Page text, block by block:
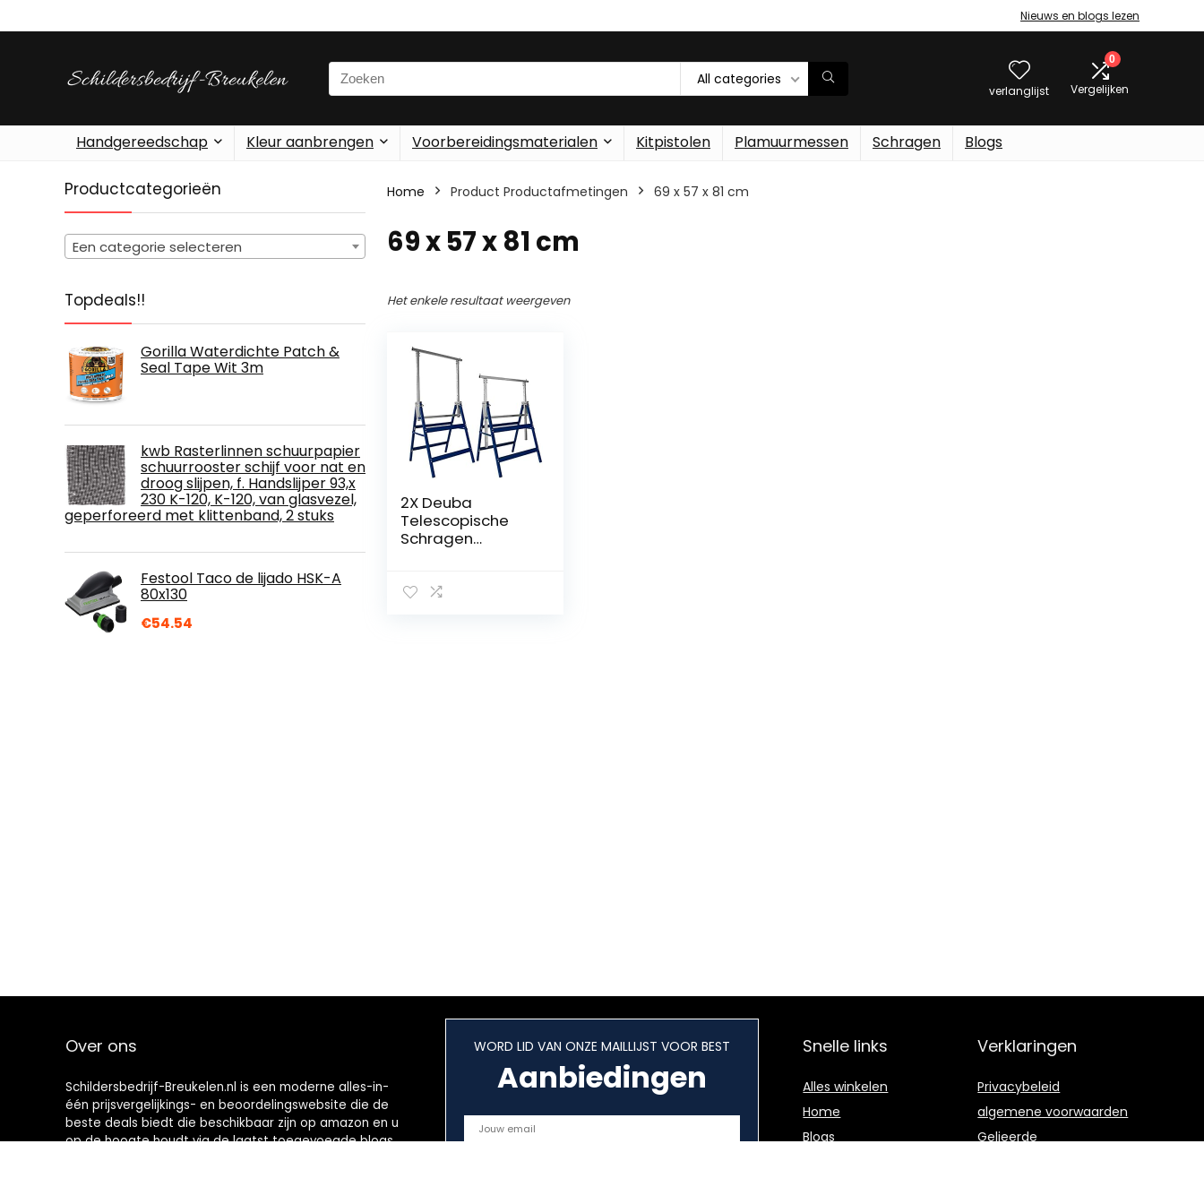
Nieuws en blogs lezen
Search
for:
All categories
verlanglijst
0
Vergelijken
Handgereedschap Kleur aanbrengen Voorbereidingsmaterialen Kitpistolen Plamuurmessen Schragen Blogs
Productcategorieën
Een categorie selecteren
Topdeals!!
Gorilla Waterdichte Patch &
Seal Tape Wit 3m
kwb Rasterlinnen schuurpapier
schuurrooster schijf voor nat en
droog slijpen, f. Handslijper 93,x
230 K-120, K-120, van glasvezel,
geperforeerd met klittenband, 2 stuks
Festool Taco de lijado HSK-A
80x130
€54.54
Home Product Productafmetingen ‎69 x 57 x 81 cm
‎69 x 57 x 81 cm
Het enkele resultaat weergeven
2X Deuba
Telescopische
Schragen
Zwaar Staal Werk
Over ons
Schildersbedrijf-Breukelen.nl is een moderne alles-in-
één prijsvergelijkings- en beoordelingswebsite die de
beste deals biedt die beschikbaar zijn op amazon en u
op de hoogte houdt via de laatst toegevoegde blogs.
WORD LID VAN ONZE MAILLIJST VOOR BEST
Aanbiedingen
Snelle links
Alles winkelen
Home
Blogs
Verklaringen
Privacybeleid
algemene voorwaarden
Gelieerde